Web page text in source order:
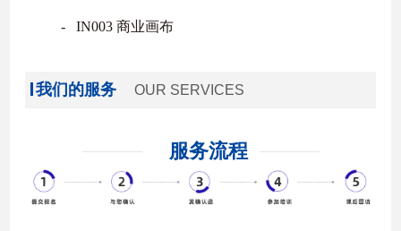
‐ IN003商业画布
我们的服务 OUR SERVICES
服务流程